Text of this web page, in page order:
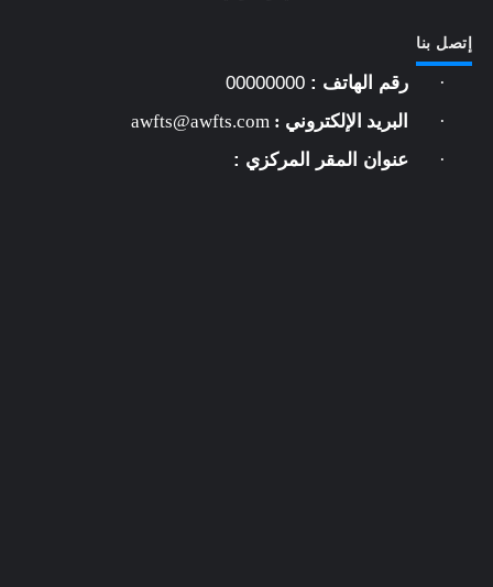
إتصل بنا
· رقم الهاتف :
· البريد الإلكتروني : awfts@awfts.com
·
عنوان المقر المركزي :